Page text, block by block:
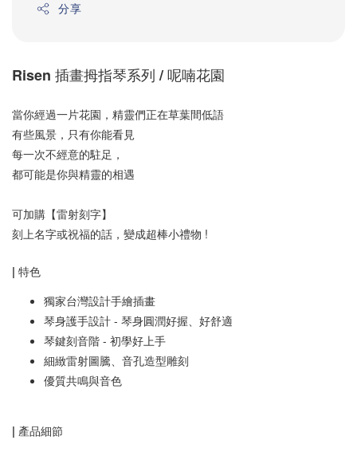
分享
Risen 插畫拇指琴系列 / 呢喃花園
當你經過一片花園，精靈們正在草葉間低語
有些風景，只有你能看見
每一次不經意的駐足，
都可能是你與精靈的相遇
可加購【雷射刻字】
刻上名字或祝福的話，變成超棒小禮物 !
| 特色
獨家台灣設計手繪插畫
琴身護手設計 - 琴身圓潤好握、好舒適
琴鍵刻音階 - 初學好上手
細緻雷射圖騰、音孔造型雕刻
優質共鳴與音色
| 產品細節